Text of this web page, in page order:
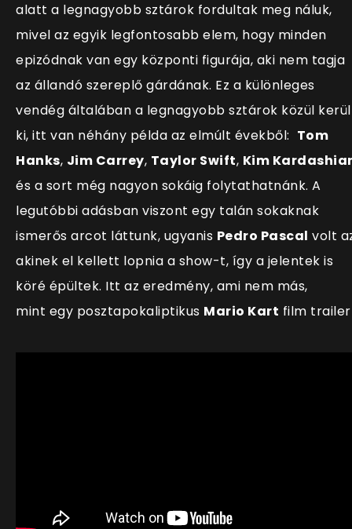
alatt a legnagyobb sztárok fordultak meg náluk,
mivel az egyik legfontosabb elem, hogy minden
epizódnak van egy központi figurája, aki nem tagja
az állandó szereplő gárdának. Ez a különleges
vendég általában a legnagyobb sztárok közül kerül
ki, itt van néhány példa az elmúlt évekből: Tom
Hanks, Jim Carrey, Taylor Swift, Kim
és a sort még nagyon sokáig folytathatnánk. A
legutóbbi adásban viszont egy talán sokaknak
ismerős arcot láttunk, ugyanis Pedro Pascal volt
akinek el kellett lopnia a show-t, így a jelentek is
köré épültek. Itt az eredmény, ami nem más,
mint egy posztapokaliptikus Mario Kart film